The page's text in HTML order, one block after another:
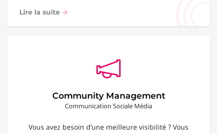
Lire la suite
Community Management
Communication Sociale Média
Vous avez besoin d’une meilleure visibilité ? Vous